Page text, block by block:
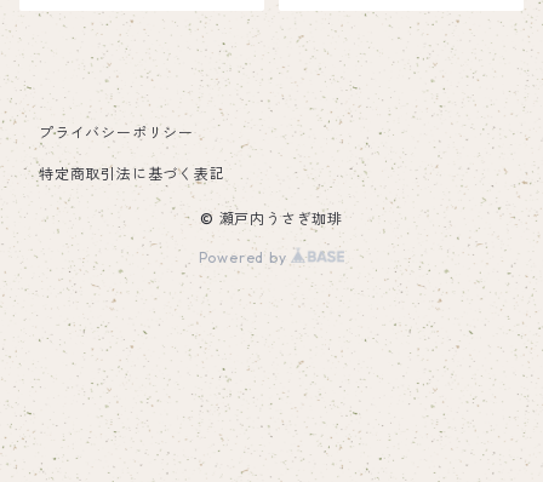
プライバシーポリシー
特定商取引法に基づく表記
© 瀬戸内うさぎ珈琲
Powered by